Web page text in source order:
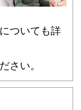
ついても詳
さい。